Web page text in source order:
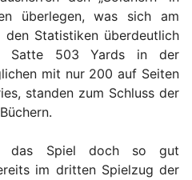
überlegen, was sich am
den Statistiken überdeutlich
Satte 503 Yards in der
mit nur 200 auf Seiten
standen zum Schluss der
das Spiel doch so gut
im dritten Spielzug der